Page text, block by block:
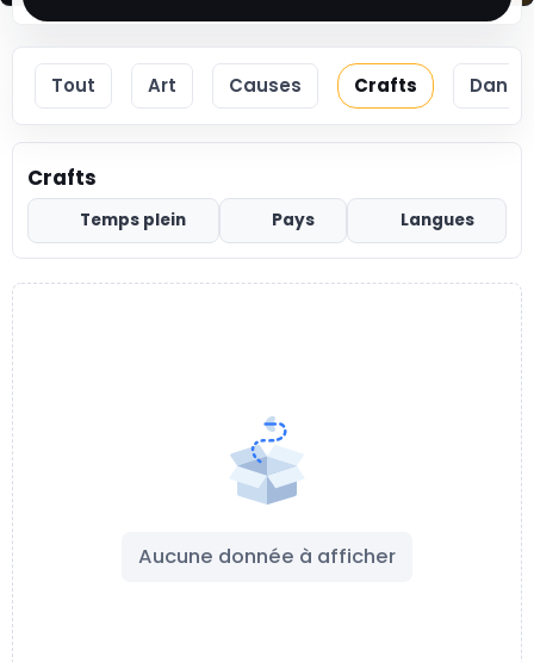
Tout Art Causes Crafts Dance
Crafts
Temps plein Pays Langues
Aucune donnée à afficher